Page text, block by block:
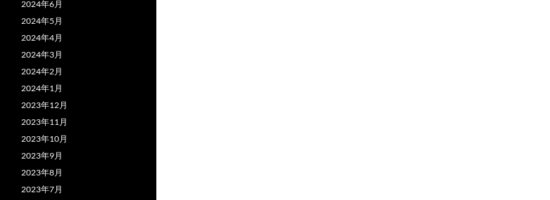
2024年6月
2024年5月
2024年4月
2024年3月
2024年2月
2024年1月
2023年12月
2023年11月
2023年10月
2023年9月
2023年8月
2023年7月